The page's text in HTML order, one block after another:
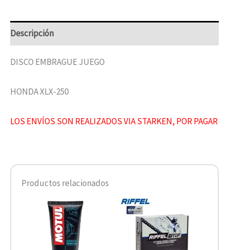
Descripción
DISCO EMBRAGUE JUEGO
HONDA XLX-250
LOS ENVÍOS SON REALIZADOS VIA STARKEN, POR PAGAR
Productos relacionados